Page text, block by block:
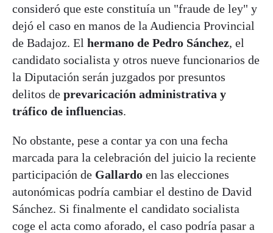
consideró que este constituía un "fraude de ley" y
dejó el caso en manos de la Audiencia Provincial
de Badajoz. El hermano de Pedro Sánchez, el
candidato socialista y otros nueve funcionarios de
la Diputación serán juzgados por presuntos
delitos de prevaricación administrativa y
tráfico de influencias.
No obstante, pese a contar ya con una fecha
marcada para la celebración del juicio la reciente
participación de Gallardo en las elecciones
autonómicas podría cambiar el destino de David
Sánchez. Si finalmente el candidato socialista
coge el acta como aforado, el caso podría pasar a